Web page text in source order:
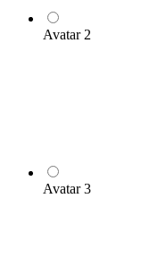
Avatar 2
Avatar 3